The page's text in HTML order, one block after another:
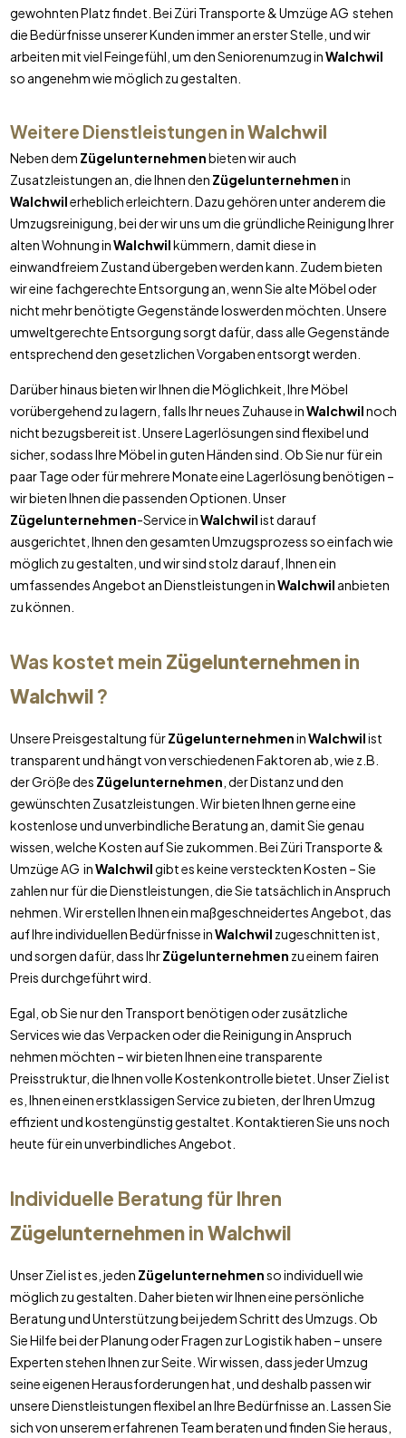
gewohnten Platz findet. Bei Züri Transporte & Umzüge AG stehen
die Bedürfnisse unserer Kunden immer an erster Stelle, und wir
arbeiten mit viel Feingefühl, um den Seniorenumzug inWalchwil
so angenehm wie möglich zu gestalten.
Weitere Dienstleistungen inWalchwil
Neben dem Zügelunternehmenbieten wir auch
Zusatzleistungen an, die Ihnen den Zügelunternehmenin
Walchwilerheblich erleichtern. Dazu gehören unter anderem die
Umzugsreinigung, bei der wir uns um die gründliche Reinigung Ihrer
alten Wohnung inWalchwilkümmern, damit diese in
einwandfreiem Zustand übergeben werden kann. Zudem bieten
wir eine fachgerechte Entsorgung an, wenn Sie alte Möbel oder
nicht mehr benötigte Gegenstände loswerden möchten. Unsere
umweltgerechte Entsorgung sorgt dafür, dass alle Gegenstände
entsprechend den gesetzlichen Vorgaben entsorgt werden.
Darüber hinaus bieten wir Ihnen die Möglichkeit, Ihre Möbel
vorübergehend zu lagern, falls Ihr neues Zuhause inWalchwilnoch
nicht bezugsbereit ist. Unsere Lagerlösungen sind flexibel und
sicher, sodass Ihre Möbel in guten Händen sind. Ob Sie nur für ein
paar Tage oder für mehrere Monate eine Lagerlösung benötigen –
wir bieten Ihnen die passenden Optionen. Unser
Zügelunternehmen-Service inWalchwilist darauf
ausgerichtet, Ihnen den gesamten Umzugsprozess so einfach wie
möglich zu gestalten, und wir sind stolz darauf, Ihnen ein
umfassendes Angebot an Dienstleistungen inWalchwil anbieten
zu können.
Was kostet mein Zügelunternehmenin
Walchwil?
Unsere Preisgestaltung fürZügelunternehmeninWalchwilist
transparent und hängt von verschiedenen Faktoren ab, wie z.B.
der Größe des Zügelunternehmen , der Distanz und den
gewünschten Zusatzleistungen. Wir bieten Ihnen gerne eine
kostenlose und unverbindliche Beratung an, damit Sie genau
wissen, welche Kosten auf Sie zukommen. Bei Züri Transporte &
Umzüge AG inWalchwilgibt es keine versteckten Kosten – Sie
zahlen nur für die Dienstleistungen, die Sie tatsächlich in Anspruch
nehmen. Wir erstellen Ihnen ein maßgeschneidertes Angebot, das
auf Ihre individuellen Bedürfnisse inWalchwil zugeschnitten ist,
und sorgen dafür, dass IhrZügelunternehmen zu einem fairen
Preis durchgeführt wird.
Egal, ob Sie nur den Transport benötigen oder zusätzliche
Services wie das Verpacken oder die Reinigung in Anspruch
nehmen möchten – wir bieten Ihnen eine transparente
Preisstruktur, die Ihnen volle Kostenkontrolle bietet. Unser Ziel ist
es, Ihnen einen erstklassigen Service zu bieten, der Ihren Umzug
effizient und kostengünstig gestaltet. Kontaktieren Sie uns noch
heute für ein unverbindliches Angebot.
Individuelle Beratung für Ihren
ZügelunternehmeninWalchwil
Unser Ziel ist es, jeden Zügelunternehmenso individuell wie
möglich zu gestalten. Daher bieten wir Ihnen eine persönliche
Beratung und Unterstützung bei jedem Schritt des Umzugs. Ob
Sie Hilfe bei der Planung oder Fragen zur Logistik haben – unsere
Experten stehen Ihnen zur Seite. Wir wissen, dass jeder Umzug
seine eigenen Herausforderungen hat, und deshalb passen wir
unsere Dienstleistungen flexibel an Ihre Bedürfnisse an. Lassen Sie
sich von unserem erfahrenen Team beraten und finden Sie heraus,